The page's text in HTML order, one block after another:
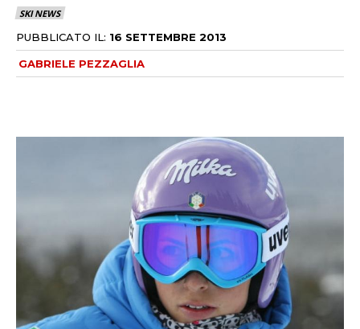
SKI NEWS
PUBBLICATO IL: 16 SETTEMBRE 2013
GABRIELE PEZZAGLIA